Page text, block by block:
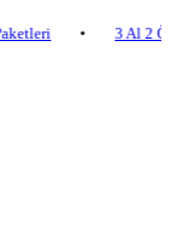
• 3 Al 2 Öde •